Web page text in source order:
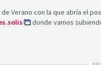
Verano con la que abría el
donde vamos